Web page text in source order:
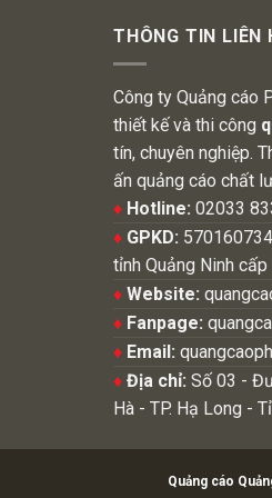
THÔNG TIN LIÊN
Công ty Quảng cáo
thiết kế và thi công
tín, chuyên nghiệp.
ấn quảng cáo chất
♦ Hotline: 02033
♦ GPKD:
tỉnh Quảng Ninh
♦ Website:
♦ Fanpage:
♦ Email:
♦ Địa chỉ: Số 03 -
Hà - TP. Hạ Long -
Quảng cáo